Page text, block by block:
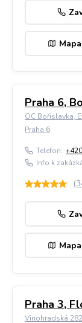
Praha 6,
OC Bořislavka,
Praha 6
Telefon:
Info k
(
Praha 3,
Vinohradská